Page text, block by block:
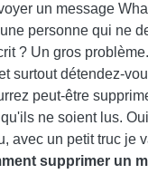
un message
personne qui ne
? Un gros
surtout détendez-
peut-être
ne soient lus.
avec un petit truc je
supprimer un